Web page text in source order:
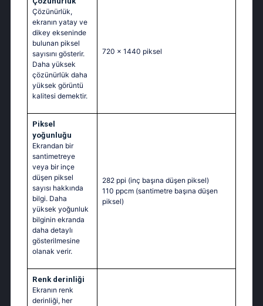
Çözünürlük,
ekranın yatay ve
dikey ekseninde
bulunan piksel
sayısını gösterir.
Daha yüksek
çözünürlük daha
yüksek görüntü
kalitesi demektir.
720 x 1440 piksel
Piksel
yoğunluğu
Ekrandan bir
santimetreye
veya bir inçe
düşen piksel
sayısı hakkında
bilgi. Daha
yüksek yoğunluk
bilginin ekranda
daha detaylı
gösterilmesine
olanak verir.
282 ppi (inç başına düşen piksel)
110 ppcm (santimetre başına düşen
piksel)
Renk derinliği
Ekranın renk
derinliği, her